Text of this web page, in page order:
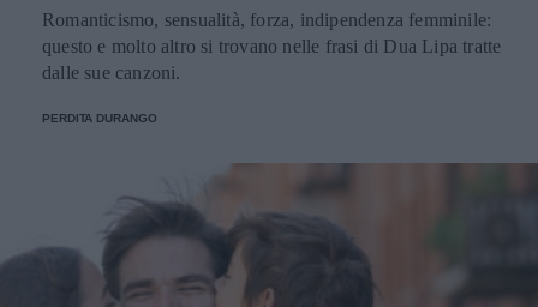
Romanticismo, sensualità, forza, indipendenza femminile:
questo e molto altro si trovano nelle frasi di Dua Lipa tratte
dalle sue canzoni.
PERDITA DURANGO